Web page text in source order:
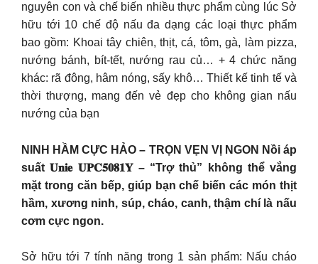
nguyên con và chế biến nhiều thực phẩm cùng lúc Sở
hữu tới 10 chế độ nấu đa dạng các loại thực phẩm
bao gồm: Khoai tây chiên, thịt, cá, tôm, gà, làm pizza,
nướng bánh, bít-tết, nướng rau củ… + 4 chức năng
khác: rã đông, hâm nóng, sấy khô… Thiết kế tinh tế và
thời thượng, mang đến vẻ đẹp cho không gian nấu
nướng của bạn
NINH HẦM CỰC HẢO – TRỌN VẸN VỊ NGON Nồi áp
suất 𝐔𝐧𝐢𝐞 𝐔𝐏𝐂𝟓𝟎𝟖𝟏𝐘 – “Trợ thủ” không thể vắng
mặt trong căn bếp, giúp bạn chế biến các món thịt
hầm, xương ninh, súp, cháo, canh, thậm chí là nấu
cơm cực ngon.
Sở hữu tới 7 tính năng trong 1 sản phẩm: Nấu cháo